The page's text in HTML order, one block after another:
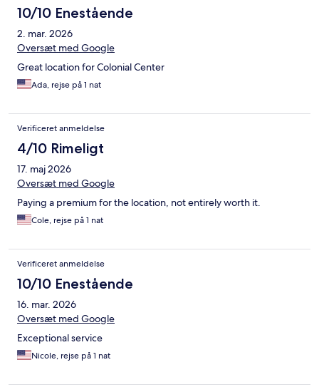
10/10 Enestående
2. mar. 2026
Oversæt med Google
Great location for Colonial Center
Ada, rejse på 1 nat
Verificeret anmeldelse
4/10 Rimeligt
17. maj 2026
Oversæt med Google
Paying a premium for the location, not entirely worth it.
Cole, rejse på 1 nat
Verificeret anmeldelse
10/10 Enestående
16. mar. 2026
Oversæt med Google
Exceptional service
Nicole, rejse på 1 nat